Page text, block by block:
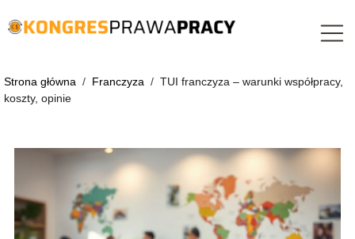
Strona główna / Franczyza / TUI franczyza – warunki współpracy,
koszty, opinie